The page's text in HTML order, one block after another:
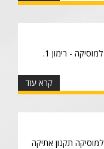
נוהל מניעת הטרדות מיניות בביה"ס הגבוה למוסיקה - רימון 1.
קרא עוד
תקנון אתיקה